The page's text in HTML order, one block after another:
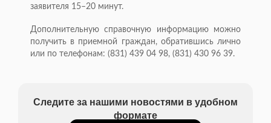
заявителя 15–20 минут.
Дополнительную справочную информацию можно
получить в приемной граждан, обратившись лично
или по телефонам: (831) 439 04 98, (831) 430 96 39.
Следите за нашими новостями в удобном
формате